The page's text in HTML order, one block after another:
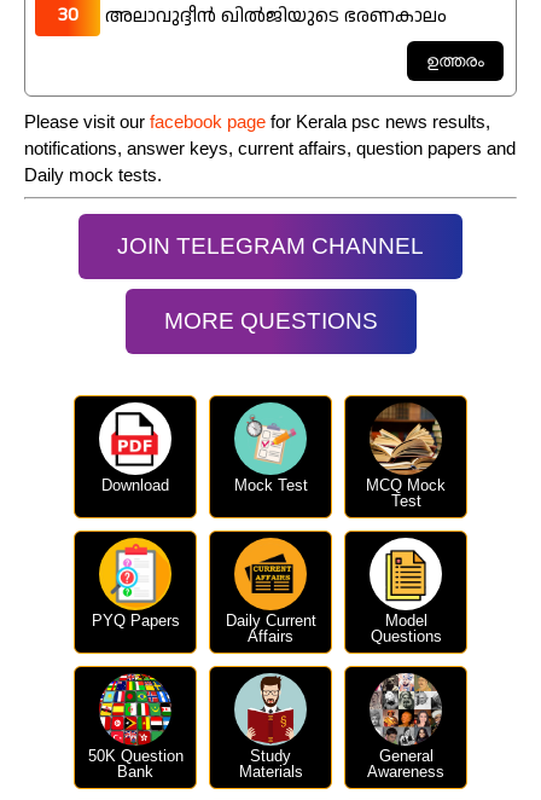
30 അലാവുദ്ദീൻ ഖിൽജിയുടെ ഭരണകാലം
Please visit our facebook page for Kerala psc news results,
notifications, answer keys, current affairs, question papers and
Daily mock tests.
JOIN TELEGRAM CHANNEL
MORE QUESTIONS
Download Mock Test
MCQ Mock
Test
PYQ Papers
Daily Current
Affairs
Model
Questions
50K Question
Bank
Study
Materials
General
Awareness